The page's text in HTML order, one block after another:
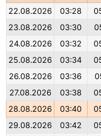
22.08.2026
03:28
23.08.2026
03:30
24.08.2026
03:32
25.08.2026
03:34
26.08.2026
03:36
27.08.2026
03:38
28.08.2026
03:40
29.08.2026
03:42